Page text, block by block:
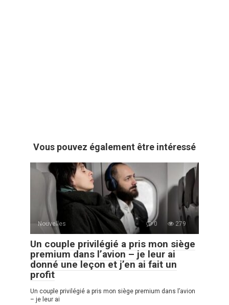
Vous pouvez également être intéressé
Nouvelles 0 279
Un couple privilégié a pris mon siège
premium dans l’avion – je leur ai
donné une leçon et j’en ai fait un
profit
Un couple privilégié a pris mon siège premium dans l’avion
– je leur ai